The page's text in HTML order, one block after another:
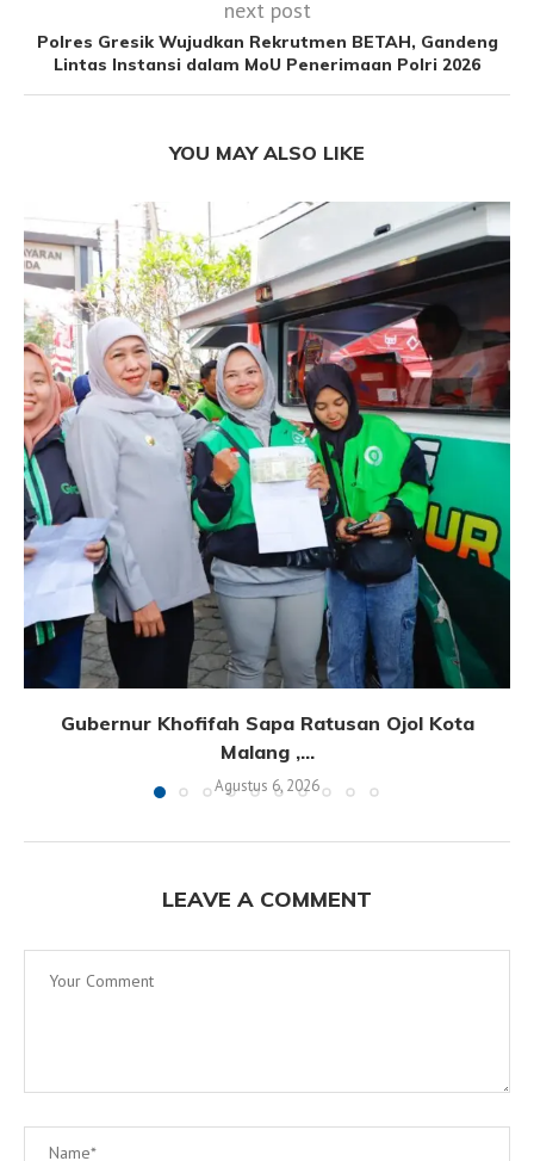
next post
Polres Gresik Wujudkan Rekrutmen BETAH, Gandeng
Lintas Instansi dalam MoU Penerimaan Polri 2026
YOU MAY ALSO LIKE
Gubernur Khofifah Sapa Ratusan Ojol Kota
Malang ,...
Agustus 6, 2026
LEAVE A COMMENT